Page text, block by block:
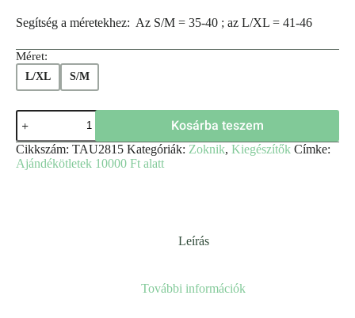
Segítség a méretekhez: Az S/M = 35-40 ; az L/XL = 41-46
Méret:
L/XL S/M
Kosárba teszem
Cikkszám: TAU2815 Kategóriák: Zoknik, Kiegészítők Címke:
Ajándékötletek 10000 Ft alatt
Leírás
További információk